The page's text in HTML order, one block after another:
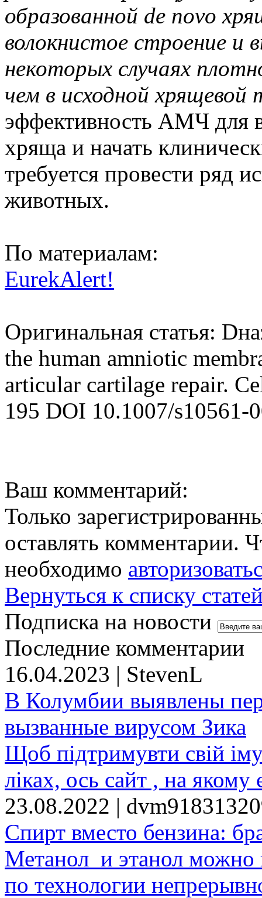
образованной de novo
волокнистое строение и
некоторых случаях
чем в исходной хрящевой
эффективность АМЧ для
хряща и начать
требуется провести ряд
животных.
По материалам:
EurekAlert!
Оригинальная статья:
the human amniotic
articular cartilage repair.
195 DOI 10.1007/s10561-
Ваш комментарий:
Только
оставлять комментарии.
необходимо
Вернуться к списку
Подписка на новости
Последние комментарии
16.04.2023 | StevenL
В Колумбии выявлены
вызванные вирусом Зика
Щоб підтримувти свій
ліках, ось сайт , на якому
23.08.2022 |
Спирт вместо бензина:
Метанол и этанол можно
по технологии